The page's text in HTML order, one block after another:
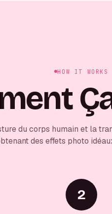
HOW IT WORKS
du corps humain et la
des effets photo
2